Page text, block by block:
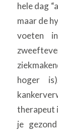
hele dag
maar de
voeten
hoger
therapeut
je